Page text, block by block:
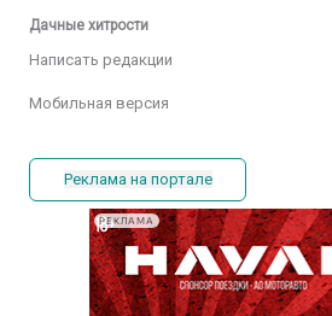
Дачные хитрости
Написать редакции
Мобильная версия
Реклама на портале
РЕКЛАМА